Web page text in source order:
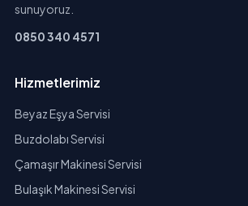
sunuyoruz.
0850 340 4571
Hizmetlerimiz
Beyaz Eşya Servisi
Buzdolabı Servisi
Çamaşır Makinesi Servisi
Bulaşık Makinesi Servisi